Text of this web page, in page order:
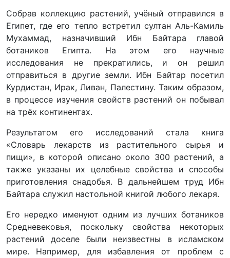
Собрав коллекцию растений, учёный отправился в
Египет, где его тепло встретил султан Аль-Камиль
Мухаммад, назначивший Ибн Байтара главой
ботаников Египта. На этом его научные
исследования не прекратились, и он решил
отправиться в другие земли. Ибн Байтар посетил
Курдистан, Ирак, Ливан, Палестину. Таким образом,
в процессе изучения свойств растений он побывал
на трёх континентах.
Результатом его исследований стала книга
«Словарь лекарств из растительного сырья и
пищи», в которой описано около 300 растений, а
также указаны их целебные свойства и способы
приготовления снадобья. В дальнейшем труд Ибн
Байтара служил настольной книгой любого лекаря.
Его нередко именуют одним из лучших ботаников
Средневековья, поскольку свойства некоторых
растений доселе были неизвестны в исламском
мире. Например, для избавления от проблем с